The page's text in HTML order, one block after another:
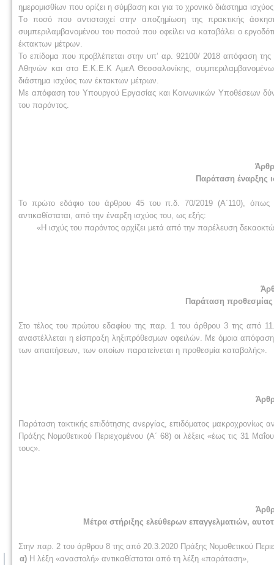
ημερομισθίων που ορίζει η σύμβαση και για το χρονικό διάστημα
Τo ποσό που αντιστοιχεί στην αποζημίωση της πρακτικής
συμπεριλαμβανομένου του ποσού που οφείλει να καταβάλει ο
έκτακτων μέτρων.
Το επίδομα που προβλέπεται στην υπ’ αρ. 92100/ 2018 απόφαση της
Αθηνών και στο Ε.Κ.Ε.Κ ΑμεΑ Θεσσαλονίκης,
διάστημα ισχύος των έκτακτων μέτρων.
Με απόφαση του Υπουργού Εργασίας και Κοινωνικών Υποθέσεων
του παρόντος.
Παράταση έναρξης
Το πρώτο εδάφιο του άρθρου 45 του π.δ. 70/2019 (Α΄110),
αντικαθίσταται, από την έναρξη ισχύος του, ως εξής:
«Η ισχύς του παρόντος αρχίζει μετά από την παρέλευση
Παράταση
Στο τέλος του πρώτου εδαφίου της παρ. 1 του άρθρου 3 της από
αναστέλλεται η είσπραξη ληξιπρόθεσμων οφειλών. Με όμοια απόφαση
των απαιτήσεων, των οποίων παρατείνεται η προθεσμία καταβολής».
Παράταση τακτικής επιδότησης ανεργίας, επιδόματος
Πράξης Νομοθετικού Περιεχομένου (Α΄ 68) οι λέξεις «έως τις 31
τους».
Μέτρα στήριξης ελεύθερων επαγγελματιών,
Στην παρ. 2 του άρθρου 8 της από 20.3.2020 Πράξης Νομοθετικού
α) Η λέξη «αναστολή» αντικαθίσταται από τη λέξη «παράταση»,